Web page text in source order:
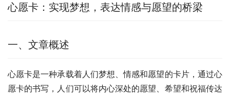
心愿卡：实现梦想，表达情感与愿望的桥梁
一、文章概述
心愿卡是一种承载着人们梦想、情感和愿望的卡片，通过心
愿卡的书写，人们可以将内心深处的愿望、希望和祝福传达